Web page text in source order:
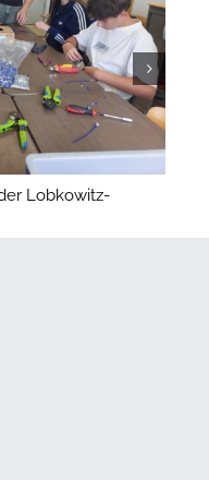
Lobkowitz-